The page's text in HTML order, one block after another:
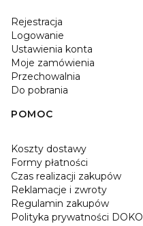
Rejestracja
Logowanie
Ustawienia konta
Moje zamówienia
Przechowalnia
Do pobrania
POMOC
Koszty dostawy
Formy płatności
Czas realizacji zakupów
Reklamacje i zwroty
Regulamin zakupów
Polityka prywatności DOKO